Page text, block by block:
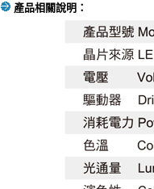
產品相關說明：